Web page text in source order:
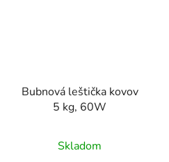
Bubnová leštička kovov
5 kg, 60W
hodnotenie
Skladom